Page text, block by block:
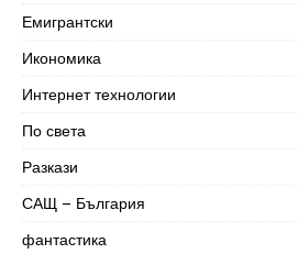
Емигрантски
Икономика
Интернет технологии
По света
Разкази
САЩ – България
фантастика